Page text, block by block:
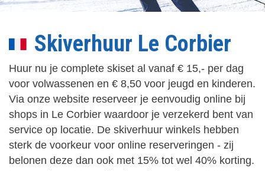
Skiverhuur Le Corbier
Huur nu je complete skiset al vanaf € 15,- per dag
voor volwassenen en € 8,50 voor jeugd en kinderen.
Via onze website reserveer je eenvoudig online bij
shops in Le Corbier waardoor je verzekerd bent van
service op locatie. De skiverhuur winkels hebben
sterk de voorkeur voor online reserveringen - zij
belonen deze dan ook met 15% tot wel 40% korting.